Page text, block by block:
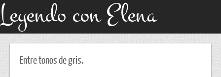
Leyendo con Elena
Entre tonos de gris.